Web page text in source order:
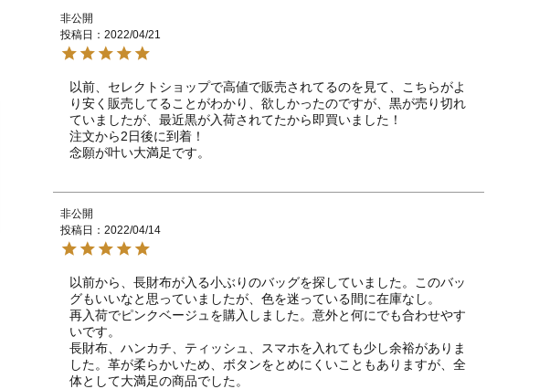
非公開
投稿日
2022/04/21
以前、セレクトショップで高値で販売されてるのを見て、こちらがよ
り安く販売してることがわかり、欲しかったのですが、黒が売り切れ
ていましたが、最近黒が入荷されてたから即買いました！
注文から2日後に到着！
非公開
投稿日
2022/04/14
以前から、長財布が入る小ぶりのバッグを探していました。このバッ
グもいいなと思っていましたが、色を迷っている間に在庫なし。
再入荷でピンクベージュを購入しました。意外と何にでも合わせやす
いです。
長財布、ハンカチ、ティッシュ、スマホを入れても少し余裕がありま
した。革が柔らかいため、ボタンをとめにくいこともありますが、全
体として大満足の商品でした。